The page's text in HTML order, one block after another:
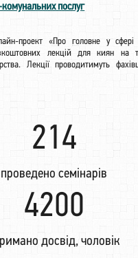
послуг
проект «Про головне у
лекцій для киян на
Лекції проводитимуть
223
проведено семінарів
4368
досвід, чоловік